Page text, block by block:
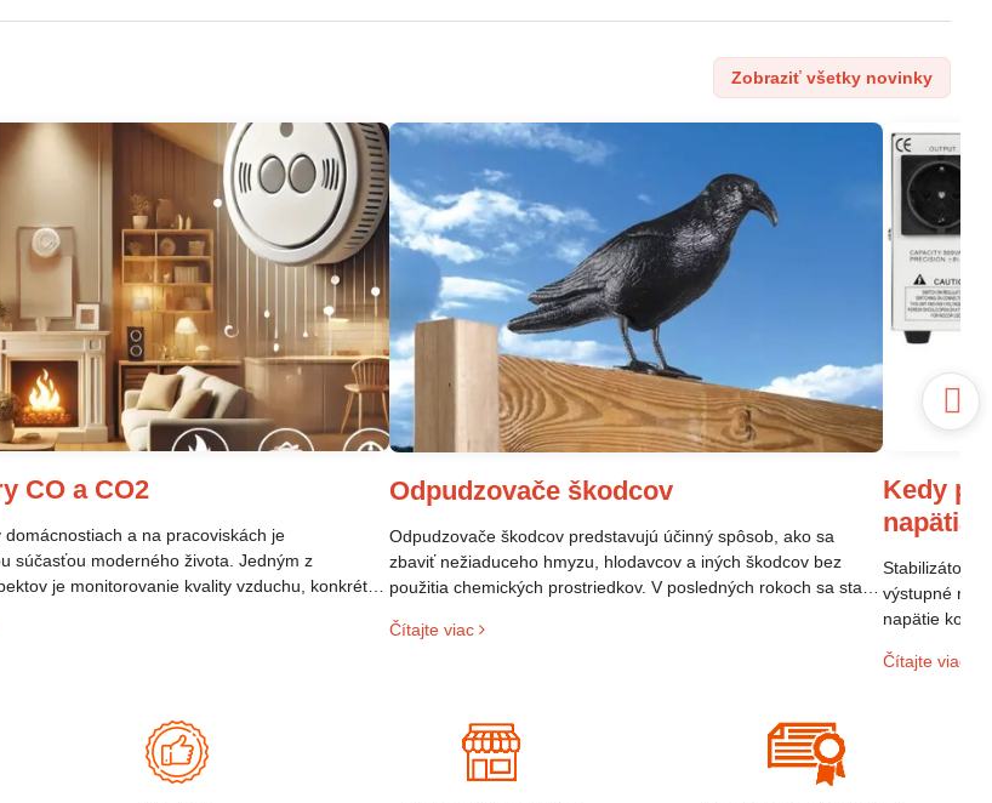
CO a CO2
domácnostiach a na pracoviskách je
súčasťou moderného života. Jedným z
je monitorovanie kvality vzduchu, konkrétne
(CO) a oxid uhličitý (CO₂). Aj keď ich názvy
Odpudzovače škodcov
Odpudzovače škodcov predstavujú účinný spôsob, ako sa
zbaviť nežiaduceho hmyzu, hlodavcov a iných škodcov bez
použitia chemických prostriedkov. V posledných rokoch sa stali
prostrediu.
Čítajte viac
Kedy
napätia
Stabilizátor
výstupné
napätie
sieti. Ak
Čítajte viac
Zobraziť všetky novinky